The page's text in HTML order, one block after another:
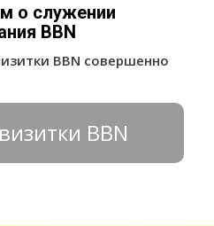
о служении
BBN
BBN совершенно
BBN